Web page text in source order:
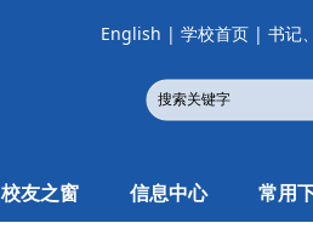
English | 学校首页 | 书记
校友之窗 信息中心 常用